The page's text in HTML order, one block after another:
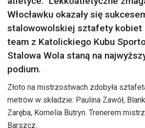
Włocławku okazały się
stalowowolskiej sztafety kobiet
team z Katolickiego Kubu
Stalowa Wola staną na
podium.
Złoto na mistrzostwach zdobyła
metrów w składzie: Paulina Zawół,
Zaręba, Kornelia Butryn. Trenerem
Barszcz.